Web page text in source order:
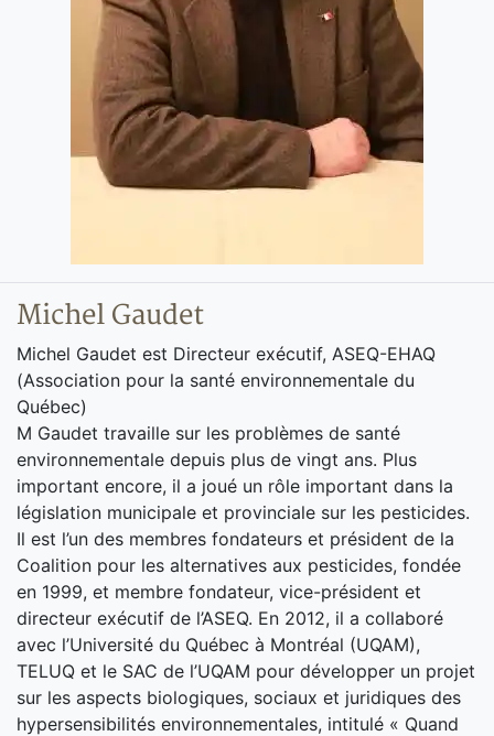
Michel Gaudet
Michel Gaudet est Directeur exécutif, ASEQ-EHAQ
(Association pour la santé environnementale du
Québec)
M Gaudet travaille sur les problèmes de santé
environnementale depuis plus de vingt ans. Plus
important encore, il a joué un rôle important dans la
législation municipale et provinciale sur les pesticides.
Il est l’un des membres fondateurs et président de la
Coalition pour les alternatives aux pesticides, fondée
en 1999, et membre fondateur, vice-président et
directeur exécutif de l’ASEQ. En 2012, il a collaboré
avec l’Université du Québec à Montréal (UQAM),
TELUQ et le SAC de l’UQAM pour développer un projet
sur les aspects biologiques, sociaux et juridiques des
hypersensibilités environnementales, intitulé « Quand